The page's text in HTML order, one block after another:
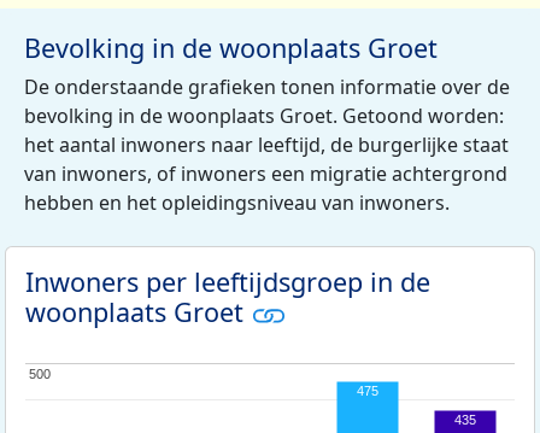
Bevolking in de woonplaats Groet
De onderstaande grafieken tonen informatie over de
bevolking in de woonplaats Groet. Getoond worden:
het aantal inwoners naar leeftijd, de burgerlijke staat
van inwoners, of inwoners een migratie achtergrond
hebben en het opleidingsniveau van inwoners.
Inwoners per leeftijdsgroep in de
woonplaats Groet
500
500
475
435